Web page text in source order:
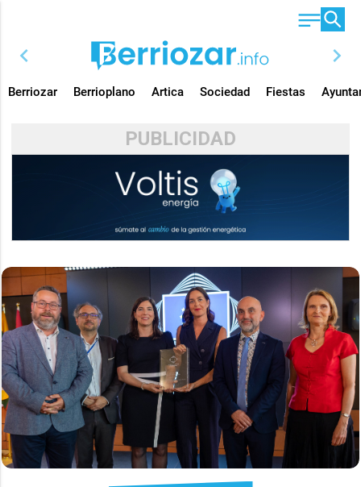
chevron_left chevron_right
Berriozar Berrioplano Artica Sociedad Fiestas
PUBLICIDAD